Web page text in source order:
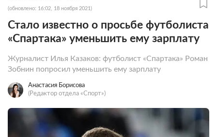
(обновлено: 16:02, 18 ноября 2021)
Стало известно о просьбе футболиста
«Спартака» уменьшить ему зарплату
Журналист Илья Казаков: футболист «Спартака» Роман
Зобнин попросил уменьшить ему зарплату
Анастасия Борисова
(Редактор отдела «Спорт»)